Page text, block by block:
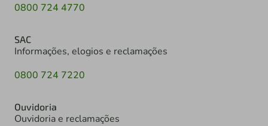
0800 724 4770
SAC
Informações, elogios e reclamações
0800 724 7220
Ouvidoria
Ouvidoria e reclamações